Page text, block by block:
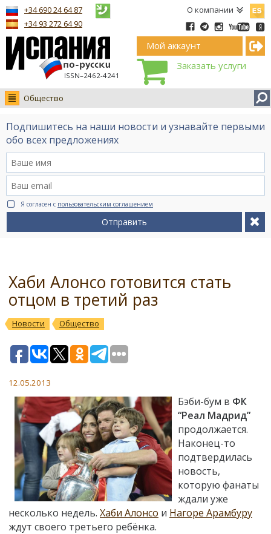
О компании
ISSN–2462-4241
+34 690 24 64 87
+34 93 272 64 90
Мой аккаунт
Заказать услуги
Общество
Новости
Интервью
Видео Ruso.TV
BCN life
Сервис на немецком
Подпишитесь на наши новости и узнавайте первыми
обо всех предложениях
Я согласен с пользовательским соглашением
Отправить
Хаби Алонсо готовится стать
отцом в третий раз
Новости Общество
12.05.2013
Бэби-бум в ФК
“Реал Мадрид”
продолжается.
Наконец-то
подтвердилась
новость,
которую фанаты
ждали уже
несколько недель. Хаби Алонсо и Нагоре Арамбуру
ждут своего третьего ребёнка.